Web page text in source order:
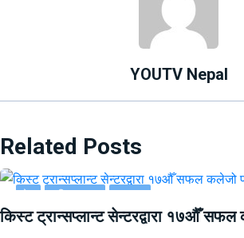
YOUTV Nepal
Related Posts
किस्ट ट्रान्सप्लान्ट सेन्टरद्वारा १७औँ सफल